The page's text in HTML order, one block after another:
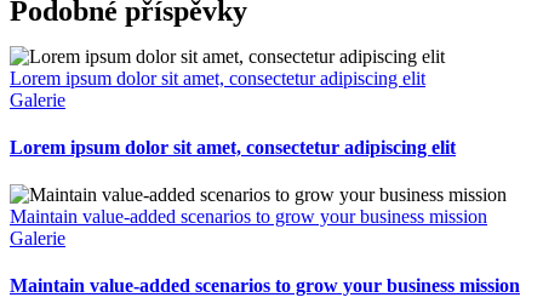
Podobné příspěvky
Lorem ipsum dolor sit amet, consectetur adipiscing elit
Galerie
Lorem ipsum dolor sit amet, consectetur adipiscing elit
Maintain value-added scenarios to grow your business mission
Galerie
Maintain value-added scenarios to grow your business mission